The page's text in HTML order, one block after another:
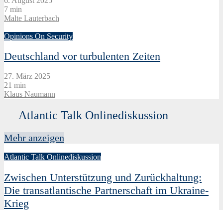
7 min
Malte Lauterbach
Opinions On Security
Deutschland vor turbulenten Zeiten
27. März 2025
21 min
Klaus Naumann
Atlantic Talk Onlinediskussion
Mehr anzeigen
Atlantic Talk Onlinediskussion
Zwischen Unterstützung und Zurückhaltung:
Die transatlantische Partnerschaft im Ukraine-
Krieg